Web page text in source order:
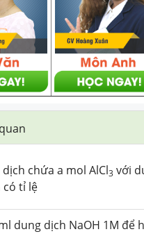
chứa a mol AlCl3 với
có tỉ lệ
dung dịch NaOH 1M để